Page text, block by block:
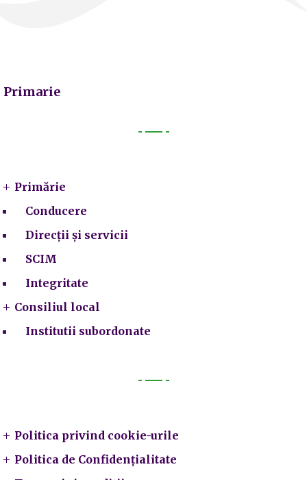
Primarie
Primărie
Conducere
Direcții și servicii
SCIM
Integritate
Consiliul local
Institutii subordonate
Politica privind cookie-urile
Politica de Confidențialitate